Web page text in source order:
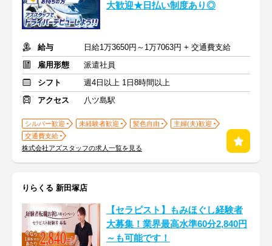
大歓迎★日払い制度あり◎
給与
日給1万3650円～1万7063円 + 交通費支給
雇用形態
派遣社員
シフト
週4日以上 1日8時間以上
アクセス
八ツ島駅
シルバー歓迎 未経験者歓迎 髪色自由
主婦(夫)歓迎
交通費支給
株式会社アズスタッフの求人一覧を見る
りらくる 新田塚店
【セラピスト】もみほぐし経験者
大募集！業界最高水準60分2,840円
～も可能です！